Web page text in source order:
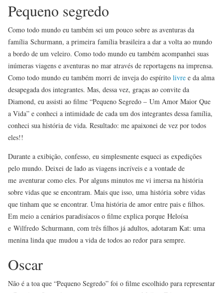
Pequeno segredo
Como todo mundo eu também sei um pouco sobre as aventuras da
família Schurmann, a primeira família brasileira a dar a volta ao mundo
a bordo de um veleiro. Como todo mundo eu também acompanhei suas
inúmeras viagens e aventuras no mar através de reportagens na imprensa.
Como todo mundo eu também morri de inveja do espírito livre e da alma
desapegada dos integrantes. Mas, dessa vez, graças ao convite da
Diamond, eu assisti ao filme “Pequeno Segredo – Um Amor Maior Que
a Vida” e conheci a intimidade de cada um dos integrantes dessa família,
conheci sua história de vida. Resultado: me apaixonei de vez por todos
eles!!
Durante a exibição, confesso, eu simplesmente esqueci as expedições
pelo mundo. Deixei de lado as viagens incríveis e a vontade de
me aventurar como eles. Por alguns minutos me vi imersa na história
sobre vidas que se encontram. Mais que isso, uma história sobre vidas
que tinham que se encontrar. Uma história de amor entre pais e filhos.
Em meio a cenários paradisíacos o filme explica porque Heloísa
e Wilfredo Schurmann, com três filhos já adultos, adotaram Kat: uma
menina linda que mudou a vida de todos ao redor para sempre.
Oscar
Não é a toa que “Pequeno Segredo” foi o filme escolhido para representar